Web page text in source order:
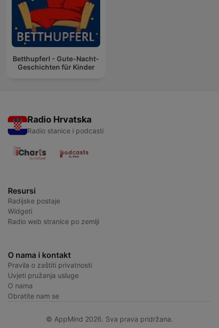
Betthupferl - Gute-Nacht-
Geschichten für Kinder
Radio Hrvatska
Radio stanice i podcasti
Resursi
Radijske postaje
Widgeti
Radio web stranice po zemlji
O nama i kontakt
Pravila o zaštiti privatnosti
Uvjeti pružanja usluge
O nama
Obratite nam se
© AppMind 2026. Sva prava pridržana.